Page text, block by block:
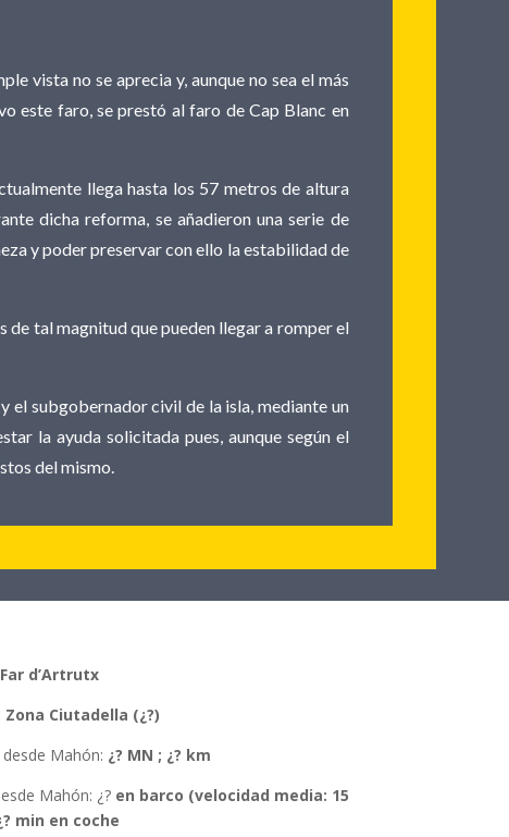
vista no se aprecia y, aunque no sea el más
este faro, se prestó al faro de Cap Blanc en
llega hasta los 57 metros de altura
dicha reforma, se añadieron una serie de
y poder preservar con ello la estabilidad de
de tal magnitud que pueden llegar a romper el
el subgobernador civil de la isla, mediante un
la ayuda solicitada pues, aunque según el
del mismo.
Far d’Artrutx
Zona Ciutadella (¿?)
Mahón: ¿? MN ; ¿? km
Mahón: ¿?en barco (velocidad media: 15
min en coche